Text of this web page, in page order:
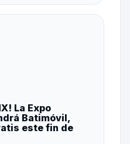
La Expo
Batimóvil,
este fin de